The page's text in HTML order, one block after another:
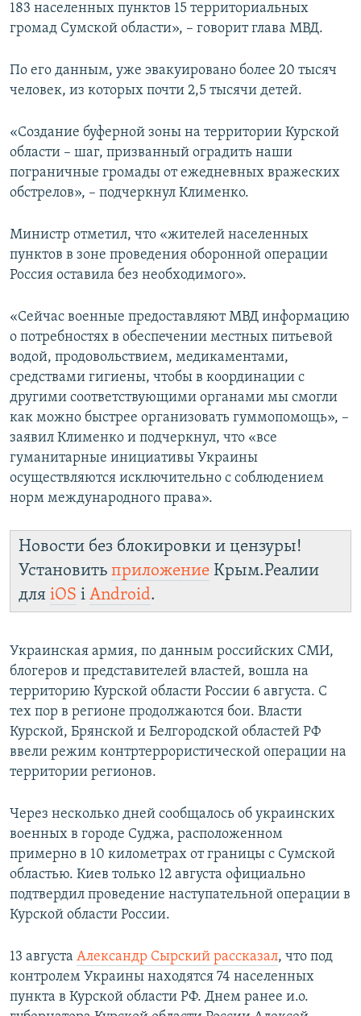
183 населенных пунктов 15 территориальных
громад Сумской области», – говорит глава МВД.
По его данным, уже эвакуировано более 20 тысяч
человек, из которых почти 2,5 тысячи детей.
«Создание буферной зоны на территории Курской
области – шаг, призванный оградить наши
пограничные громады от ежедневных вражеских
обстрелов», – подчеркнул Клименко.
Министр отметил, что «жителей населенных
пунктов в зоне проведения оборонной операции
Россия оставила без необходимого».
«Сейчас военные предоставляют МВД информацию
о потребностях в обеспечении местных питьевой
водой, продовольствием, медикаментами,
средствами гигиены, чтобы в координации с
другими соответствующими органами мы смогли
как можно быстрее организовать гуммопомощь», –
заявил Клименко и подчеркнул, что «все
гуманитарные инициативы Украины
осуществляются исключительно с соблюдением
норм международного права».
Новости без блокировки и цензуры!
Установить приложение Крым.Реалии
для iOS і Android.
Украинская армия, по данным российских СМИ,
блогеров и представителей властей, вошла на
территорию Курской области России 6 августа. С
тех пор в регионе продолжаются бои. Власти
Курской, Брянской и Белгородской областей РФ
ввели режим контртеррористической операции на
территории регионов.
Через несколько дней сообщалось об украинских
военных в городе Суджа, расположенном
примерно в 10 километрах от границы с Сумской
областью. Киев только 12 августа официально
подтвердил проведение наступательной операции в
Курской области России.
13 августа Александр Сырский рассказал, что под
контролем Украины находятся 74 населенных
пункта в Курской области РФ. Днем ранее и.о.